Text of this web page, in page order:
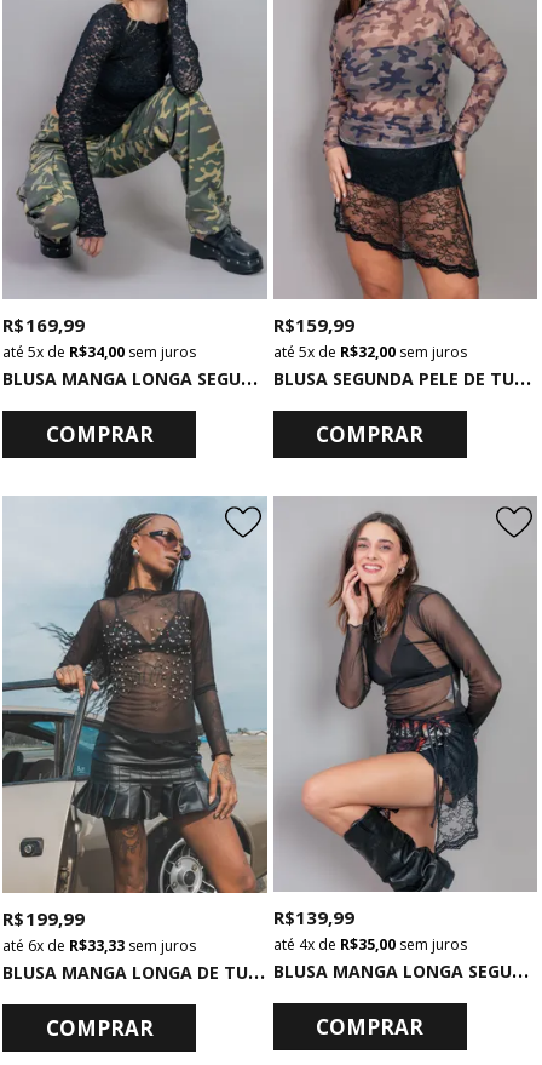
B
LUSA MANGA LONGA SEGUNDA PELE PRETA DE RENDA
R$ 169,99
5x de R$ 34,00 sem juros
COMPRAR
B
LUSA SEGUNDA PELE DE TULE CAMUFLADA
R$ 159,99
5xde R$ 32,00sem juros
COMPRAR
B
LUSA MANGA LONGA DE TULE PRETO COM PEDRARIAS
R$ 199,99
6x de R$ 33,33 sem juros
COMPRAR
B
LUSA MANGA LONGA SEGUNDA PELE DE TULE PRETO
R$ 139,99
4xde R$ 35,00sem juros
COMPRAR